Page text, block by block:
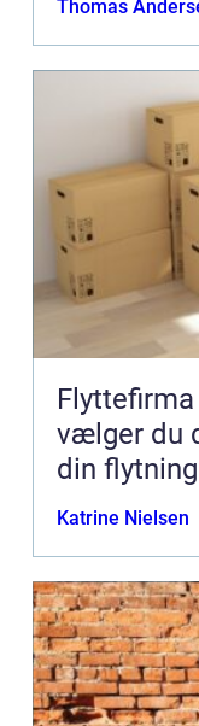
Thomas
Flyttefirma i
vælger du
din flytning
Katrine Nielsen